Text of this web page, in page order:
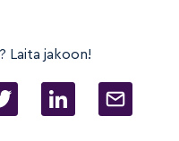
Laita jakoon!